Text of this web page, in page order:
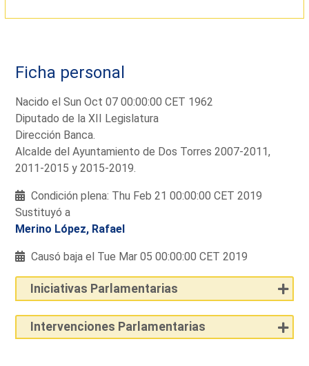
Ficha personal
Nacido el Sun Oct 07 00:00:00 CET 1962
Diputado de la XII Legislatura
Dirección Banca.
Alcalde del Ayuntamiento de Dos Torres 2007-2011,
2011-2015 y 2015-2019.
Condición plena: Thu Feb 21 00:00:00 CET 2019
Sustituyó a
Merino López, Rafael
Causó baja el Tue Mar 05 00:00:00 CET 2019
Iniciativas Parlamentarias
Intervenciones Parlamentarias